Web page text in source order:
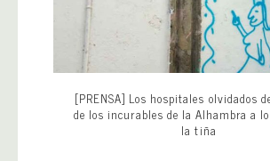
[PRENSA] Los hospitales olvidados
de los incurables de la Alhambra a
la tiña